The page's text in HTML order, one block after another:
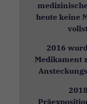
heute keine
2016
Medikament